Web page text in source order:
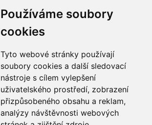
Používáme soubory
cookies
Tyto webové stránky používají
soubory cookies a další sledovací
nástroje s cílem vylepšení
uživatelského prostředí, zobrazení
přizpůsobeného obsahu a reklam,
analýzy návštěvnosti webových
Youtube kanál arboreta